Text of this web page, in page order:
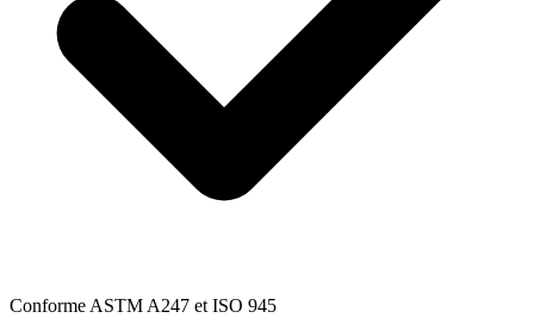
Conforme ASTM A247 et ISO 945